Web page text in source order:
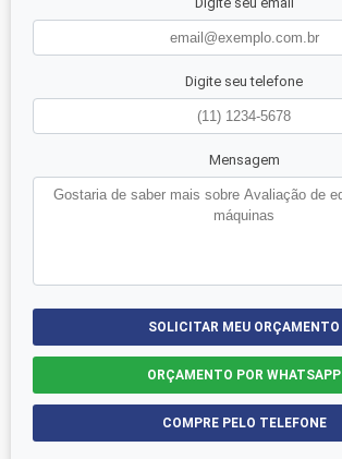
Digite seu telefone
Mensagem
SOLICITAR MEU ORÇAMENTO
ORÇAMENTO POR WHATSAPP
COMPRE PELO TELEFONE